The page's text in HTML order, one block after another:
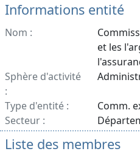
Informations entité
Nom :
et les
Sphère d'activité
:
Type d'entité :
Comm.
Secteur :
Liste des membres